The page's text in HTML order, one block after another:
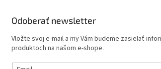
Odoberať newsletter
Vložte svoj e-mail a my Vám budeme zasielať
produktoch na našom e-shope.